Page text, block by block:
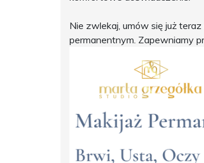
Nie zwlekaj, umów się już
permanentnym. Zapewniamy